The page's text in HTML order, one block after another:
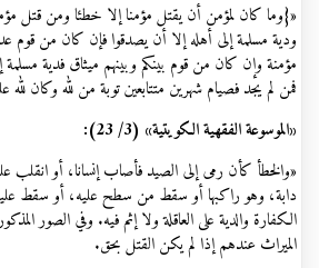
«{‌وما ‌كان ‌لمؤمن ‌أن ‌يقتل ‌مؤمنا إلا خطئا ومن قتل
ودية مسلمة إلى أهله إلا أن يصدقوا فإن كان من قوم
مؤمنة وإن كان من قوم بينكم وبينهم ميثاق فدية مسلمة
فمن لم يجد فصيام شهرين متتابعين توبة من لله وكان لله
«الموسوعة الفقهية الكويتية» (3/ 23):
«والخطأ كأن رمى إلى الصيد فأصاب إنسانا، أو انقلب
دابة، وهو راكبها أو سقط من سطح عليه، أو سقط
الكفارة والدية على العاقلة ولا إثم فيه. وفي الصور
الميراث عندهم إذا لم يكن القتل بحق.